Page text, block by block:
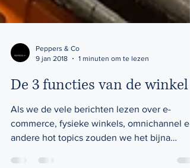
Peppers & Co
Als we de vele berichten lezen over e-
commerce, fysieke winkels, omnichannel en